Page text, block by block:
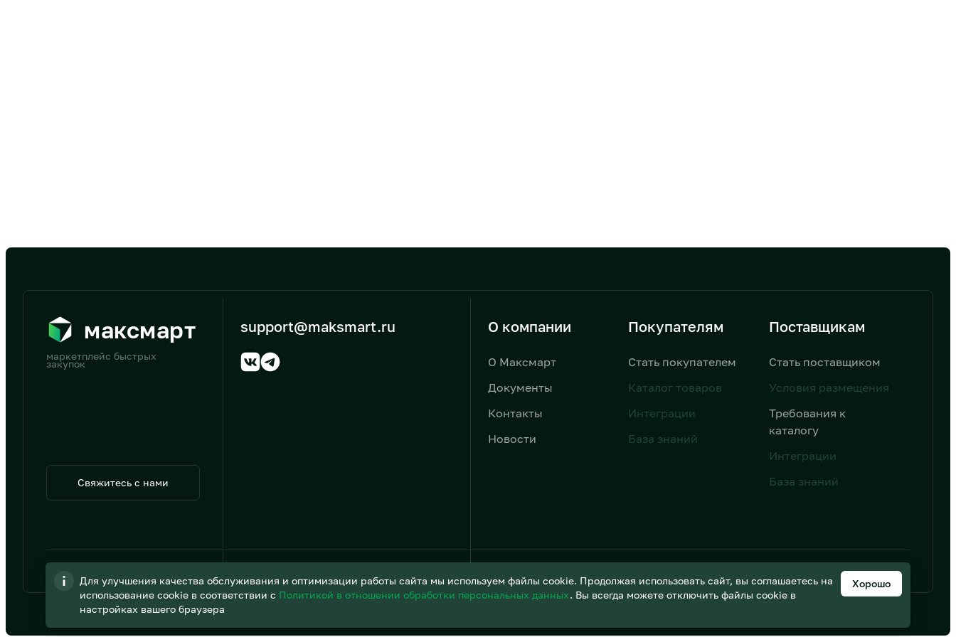
максмарт
маркетплейс быстрых
закупок
Свяжитесь с нами
support@maksmart.ru О компании
О Максмарт
Документы
Контакты
Новости
Покупателям
Стать покупателем
Каталог товаров
Интеграции
База знаний
Поставщикам
Стать поставщиком
Условия размещения
Требования к
каталогу
Интеграции
База знаний
Дизайн от AIC
Для улучшения качества обслуживания и оптимизации работы сайта мы используем файлы cookie. Продолжая использовать сайт, вы соглашаетесь на
использование cookie в соответствии с Политикой в отношении обработки персональных данных. Вы всегда можете отключить файлы cookie в
настройках вашего браузера
Хорошо